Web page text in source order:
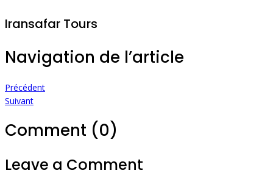
Iransafar Tours
Navigation de l’article
Précédent
Suivant
Comment (0)
Leave a Comment